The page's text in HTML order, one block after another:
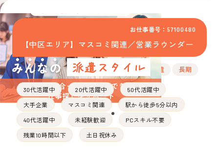
お仕事番号：57100480
【中区エリア】マスコミ関連／営業ラウンダー
派遣 長期
30代活躍中 20代活躍中 50代活躍中
大手企業 マスコミ関連 駅から徒歩5分以内
40代活躍中 未経験歓迎 PCスキル不要
残業10時間以下 土日祝休み